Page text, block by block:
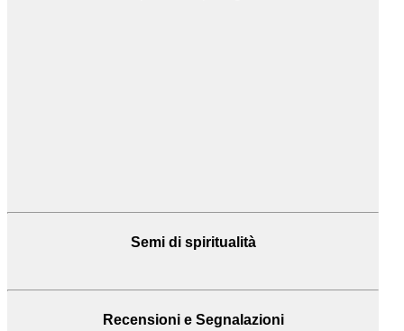
Semi di spiritualità
Recensioni e Segnalazioni